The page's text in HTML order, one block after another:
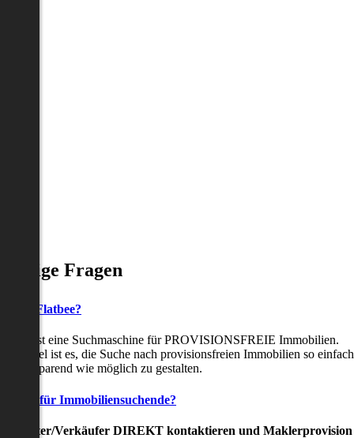
Fragen
ist Flatbee?
ist eine Suchmaschine für PROVISIONSFREIE Immobilien.
Ziel ist es, die Suche nach provisionsfreien Immobilien so einfach
zeitsparend wie möglich zu gestalten.
für Immobiliensuchende?
Verkäufer DIREKT kontaktieren und Maklerprovision